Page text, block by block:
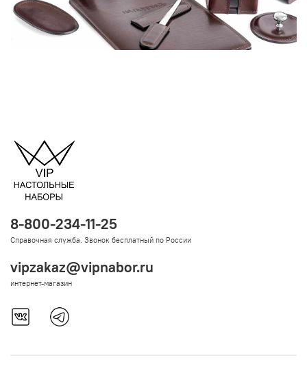
8-800-234-11-25
Справочная служба. Звонок бесплатный по России
vipzakaz@vipnabor.ru
интернет-магазин